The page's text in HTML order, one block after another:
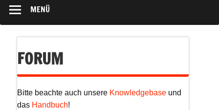
MENÜ
FORUM
Bitte beachte auch unsere Knowledgebase und
das Handbuch!